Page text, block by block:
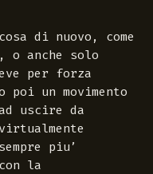
di nuovo, come
o anche solo
per forza
un movimento
uscire da
piu’
la